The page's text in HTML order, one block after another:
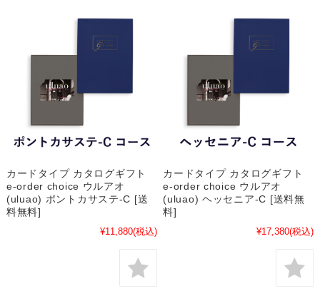
カードタイプ カタログギフト
e-order choice ウルアオ
(uluao) ポントカサステ-C [送
料無料]
¥11,880(税込)
カードタイプ カタログギフト
e-order choice ウルアオ
(uluao) ヘッセニア-C [送料無
料]
¥17,380(税込)